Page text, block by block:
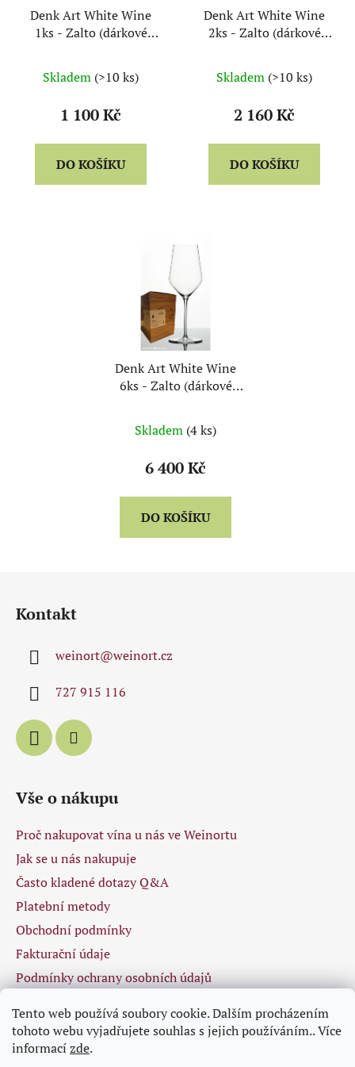
Tento web používá soubory cookie. Dalším procházením
tohoto webu vyjadřujete souhlas s jejich používáním.. Více
informacízde.
Denk Art White Wine
1ks - Zalto (dárkové
Skladem (>10 ks)
1 100 Kč
DO KOŠÍKU
Denk Art White Wine
2ks - Zalto (dárkové
Skladem (>10 ks)
2 160 Kč
DO KOŠÍKU
Denk Art White Wine
6ks - Zalto (dárkové
Skladem (4 ks)
6 400 Kč
DO KOŠÍKU
Kontakt
weinort@weinort.cz
727 915 116
Vše o nákupu
Proč nakupovat vína u nás ve Weinortu
Jak se u nás nakupuje
Často kladené dotazy Q&A
Platební metody
Obchodní podmínky
Fakturační údaje
Podmínky ochrany osobních údajů
Facebook